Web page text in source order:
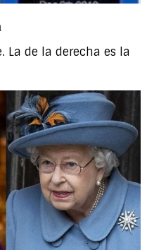
La de la derecha es la